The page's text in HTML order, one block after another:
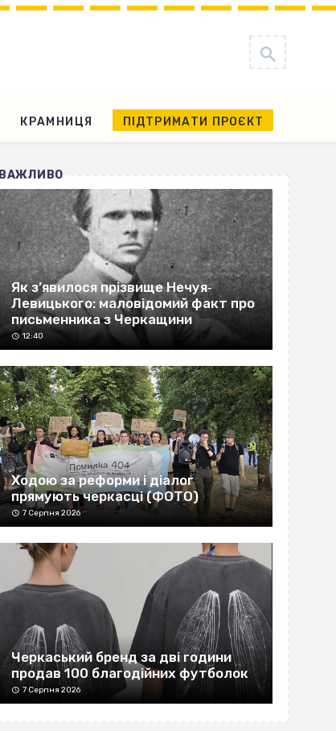
КРАМНИЦЯ ПІДТРИМАТИ ПРОЄКТ
ВАЖЛИВО
Як з’явилося прізвище Нечуя‐
Левицького: маловідомий факт про
письменника з Черкащини
12:40
Ходою за реформи і діалог
прямують черкасці (ФОТО)
7 Серпня 2026
Черкаський бренд за дві години
продав 100 благодійних футболок
7 Серпня 2026